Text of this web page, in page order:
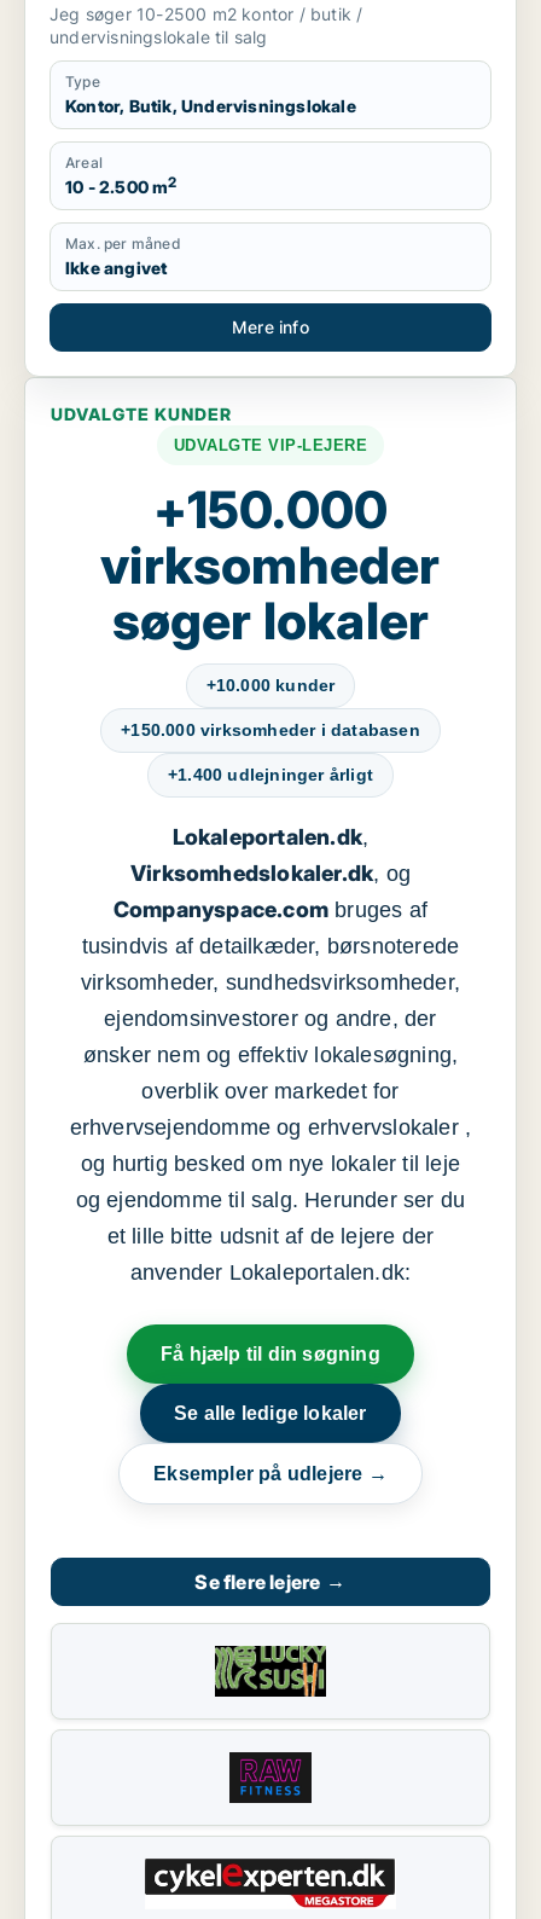
Jeg søger 10-2500 m2 kontor / butik /
undervisningslokale til salg
Type
Kontor, Butik, Undervisningslokale
Areal
10 - 2.500 m2
Max. per måned
Ikke angivet
Mere info
UDVALGTE KUNDER
UDVALGTE VIP-LEJERE
+150.000
virksomheder
søger lokaler
+10.000 kunder
+150.000 virksomheder i databasen
+1.400 udlejninger årligt
Lokaleportalen.dk,
Virksomhedslokaler.dk, og
Companyspace.com bruges af
tusindvis af detailkæder, børsnoterede
virksomheder, sundhedsvirksomheder,
ejendomsinvestorer og andre, der
ønsker nem og effektiv lokalesøgning,
overblik over markedet for
erhvervsejendomme og erhvervslokaler ,
og hurtig besked om nye lokaler til leje
og ejendomme til salg. Herunder ser du
et lille bitte udsnit af de lejere der
anvender Lokaleportalen.dk:
Få hjælp til din søgning
Se alle ledige lokaler
Eksempler på udlejere →
Se flere lejere →